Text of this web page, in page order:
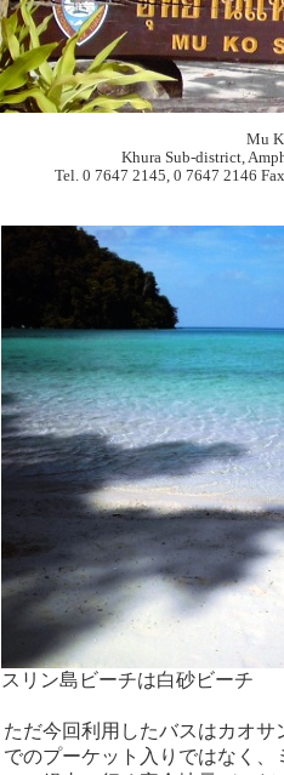
Mu
Khura Sub-district,
Tel. 0 7647 2145, 0 7647 2146
スリン島ビーチは白砂ビーチ
ただ今回利用したバスはカオサ
でのプーケット入りではなく